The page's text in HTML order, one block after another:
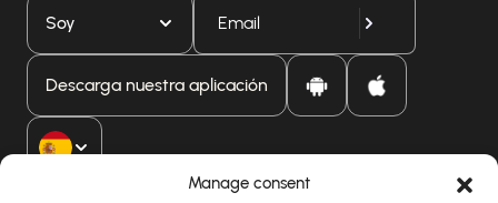
Manage consent
Soy
Descarga nuestra aplicación